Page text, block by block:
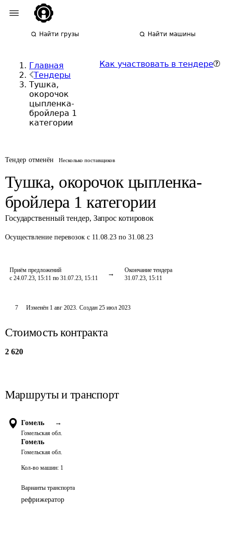
Найти грузы Найти машины
Главная
Тендеры
Тушка,
окорочок
цыпленка-
бройлера 1
категории
Как участвовать в тендере
Тендер отменён Несколько поставщиков
Тушка, окорочок цыпленка-
бройлера 1 категории
Государственный тендер, Запрос котировок
Осуществление перевозок с 11.08.23 по 31.08.23
Приём предложений
с 24.07.23, 15:11 по 31.07.23, 15:11
Окончание тендера
31.07.23, 15:11
7 Изменён 1 авг 2023. Создан 25 июл 2023
Стоимость контракта
2 620
Маршруты и транспорт
Гомель →
Гомельская обл.
Гомель
Гомельская обл.
Кол-во машин: 1
Варианты транспорта
рефрижератор